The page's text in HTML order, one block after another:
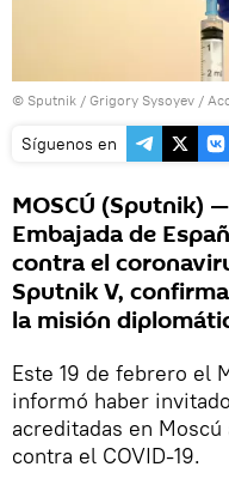
© Sputnik / Grigory Sysoyev /
Síguenos en
MOSCÚ (Sputnik)
Embajada de
contra el
Sputnik V,
la misión
Este 19 de febrero el
informó haber
acreditadas en
contra el COVID-19.